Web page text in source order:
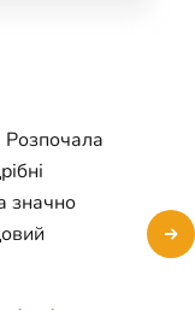
Розпочала
значно